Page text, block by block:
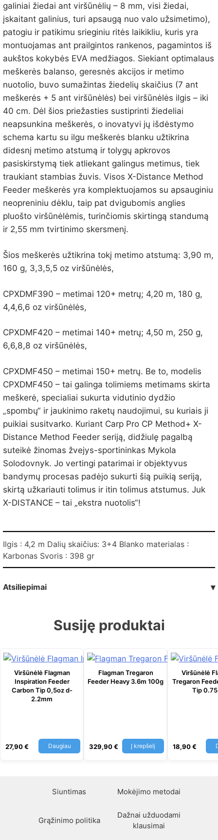
galiniai žiedai ant viršūnėlių – 8 mm, visi žiedai,
įskaitant galinius, turi apsaugą nuo valo užsimetimo),
patogiu ir patikimu srieginiu ritės laikikliu, kuris yra
montuojamas ant prailgintos rankenos, pagamintos iš
aukštos kokybės EVA medžiagos. Siekiant optimalaus
meškerės balanso, geresnės akcijos ir metimo
nuotolio, buvo sumažintas žiedelių skaičius (7 ant
meškerės + 5 ant viršūnėlės) bei viršūnėlės ilgis – iki
40 cm. Dėl šios priežasties sustiprinti žiedeliai
neapsunkina meškerės, o inovatyvi jų išdėstymo
schema kartu su ilgu meškerės blanku užtikrina
didesnį metimo atstumą ir tolygų apkrovos
pasiskirstymą tiek atliekant galingus metimus, tiek
traukiant stambias žuvis. Visos X-Distance Method
Feeder meškerės yra komplektuojamos su apsauginiu
neopreniniu dėklu, taip pat dvigubomis anglies
pluošto viršūnėlėmis, turinčiomis skirtingą standumą
ir 2,55 mm tvirtinimo skersmenį.
Šios meškerės užtikrina tokį metimo atstumą: 3,90 m,
160 g, 3,3,5,5 oz viršūnėlės,
CPXDMF390 – metimai 120+ metrų; 4,20 m, 180 g,
4,4,6,6 oz viršūnėlės,
CPXDMF420 – metimai 140+ metrų; 4,50 m, 250 g,
6,6,8,8 oz viršūnėlės,
CPXDMF450 – metimai 150+ metrų. Be to, modelis
CPXDMF450 – tai galinga tolimiems metimams skirta
meškerė, specialiai sukurta vidutinio dydžio
„spombų“ ir jaukinimo raketų naudojimui, su kuriais ji
puikiai susitvarko. Kuriant Carp Pro CP Method+ X-
Distance Method Feeder seriją, didžiulę pagalbą
suteikė žinomas žvejys-sportininkas Mykola
Solodovnyk. Jo vertingi patarimai ir objektyvus
bandymų procesas padėjo sukurti šią puikią seriją,
skirtą užkariauti tolimus ir itin tolimus atstumus. Juk
X-DISTANCE – tai „ekstra nuotolis“!
Ilgis : 4,2 m Dalių skaičius: 3+4 Blanko materialas :
Karbonas Svoris : 398 gr
Atsiliepimai ▾
Susiję produktai
Viršūnėlė Flagman
Inspiration Feeder
Carbon Tip 0,5oz d-
2.2mm
27,90€ Daugiau
Flagman Tregaron
Feeder Heavy 3.6m 100g
329,90€ Į krepšelį
Viršūnėlė
Tregaron
Tip
18,90€
Siuntimas Mokėjimo metodai
Grąžinimo politika
Dažnai užduodami
klausimai